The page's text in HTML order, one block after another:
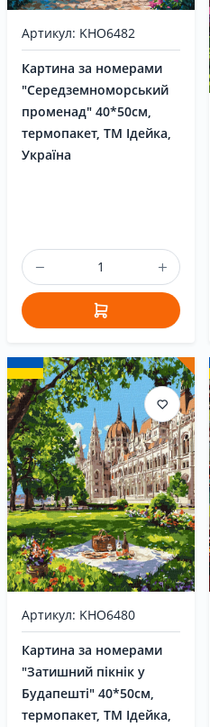
Артикул: KHO6482
Картина за номерами
"Середземноморський
променад" 40*50см,
термопакет, ТМ Ідейка,
Україна
Артикул: KHO6480
Картина за номерами
"Затишний пікнік у
Будапешті" 40*50см,
термопакет, ТМ Ідейка,